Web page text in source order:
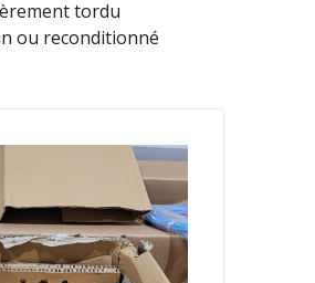
tordu
ou reconditionné